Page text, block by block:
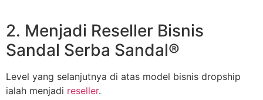
2. Menjadi Reseller Bisnis
Sandal Serba Sandal®
Level yang selanjutnya di atas model bisnis dropship
ialah menjadi reseller.